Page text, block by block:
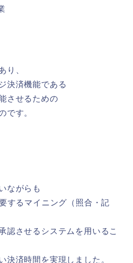
り、
決済機能である
させるための
です。
ながらも
するマイニング（照合・記
認させるシステムを用いるこ
決済時間を実現しました。